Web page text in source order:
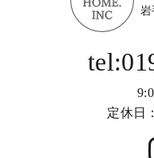
岩
定休日